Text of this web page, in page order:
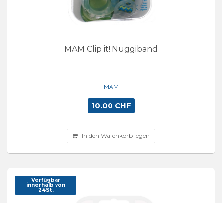
MAM Clip it! Nuggiband
MAM
10.00 CHF
In den Warenkorb legen
Verfügbar
innerhalb von
24St.